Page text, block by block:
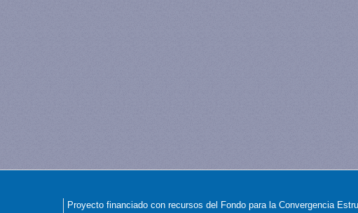
Proyecto financiado con recursos del Fondo para la Convergencia